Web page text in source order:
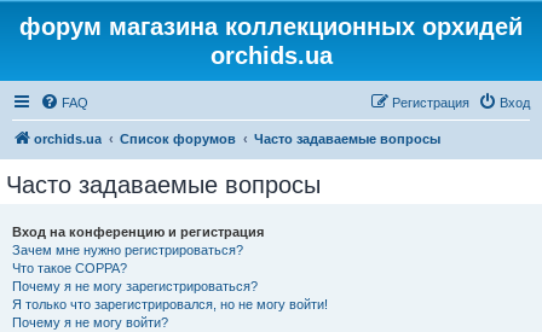
форум магазина коллекционных орхидей
orchids.ua
FAQ Вход
Регистрация
orchids.ua Список форумов Часто задаваемые вопросы
Часто задаваемые вопросы
Вход на конференцию и регистрация
Зачем мне нужно регистрироваться?
Что такое COPPA?
Почему я не могу зарегистрироваться?
Я только что зарегистрировался, но не могу войти!
Почему я не могу войти?